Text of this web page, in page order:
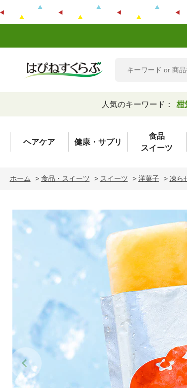
人気のキーワード： 柑
ヘアケア 健康・サプリ
食品
スイーツ
ホーム > 食品・スイーツ > スイーツ > 洋菓子 > 凍ら